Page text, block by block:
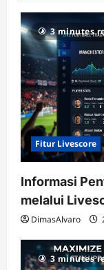
RTP
terupdate
3 minutes
Fitur Livescore
Informasi
melalui
DimasAlvaro
3 minutes